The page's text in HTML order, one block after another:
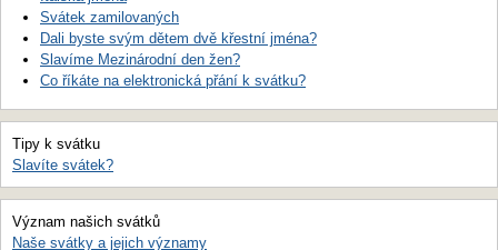
Svátek zamilovaných
Dali byste svým dětem dvě křestní jména?
Slavíme Mezinárodní den žen?
Co říkáte na elektronická přání k svátku?
Tipy k svátku
Slavíte svátek?
Význam našich svátků
Naše svátky a jejich významy